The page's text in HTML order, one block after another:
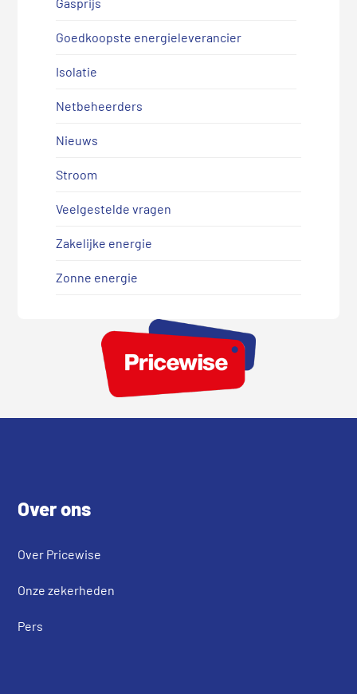
Goedkoopste energieleverancier
Isolatie
Netbeheerders
Nieuws
Stroom
Veelgestelde vragen
Zakelijke energie
Zonne energie
Over ons
Over Pricewise
Onze zekerheden
Pers